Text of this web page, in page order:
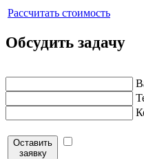
Рассчитать стоимость
Обсудить задачу
Оставить
заявку